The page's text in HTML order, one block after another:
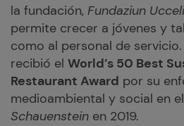
la fundación, Fundaziun
permite crecer a jóvenes y
como al personal de
recibió el World’s 50 Best
Restaurant Award por su
medioambiental y social en el
Schauenstein en 2019.